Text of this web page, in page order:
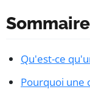
Sommaire
Qu'est-ce
Pourquoi une